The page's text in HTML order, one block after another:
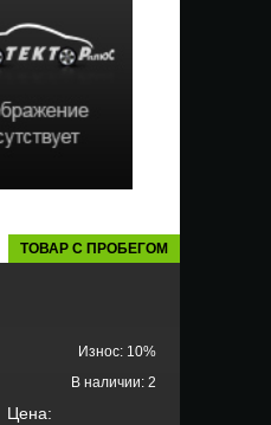
ТОВАР С ПРОБЕГОМ
Износ: 10%
В наличии: 2
Цена: